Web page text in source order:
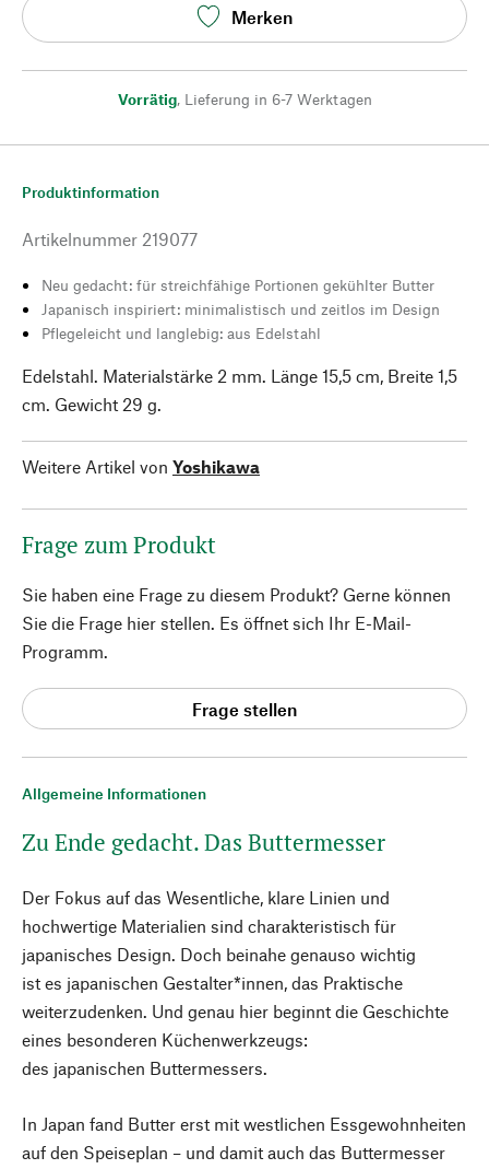
Merken
Vorrätig, Lieferung in 6-7 Werktagen
Allgemeine Informationen
Zu Ende gedacht. Das Buttermesser
Der Fokus auf das Wesentliche, klare Linien und
hochwertige Materialien sind charakteristisch für
japanisches Design. Doch beinahe genauso wichtig
ist es japanischen Gestalter*innen, das Praktische
weiterzudenken. Und genau hier beginnt die Geschichte
eines besonderen Küchenwerkzeugs:
des japanischen Buttermessers.
In Japan fand Butter erst mit westlichen Essgewohnheiten
auf den Speiseplan – und damit auch das Buttermesser
Produktinformation
Artikelnummer 219077
Neu gedacht: für streichfähige Portionen gekühlter Butter
Japanisch inspiriert: minimalistisch und zeitlos im Design
Pflegeleicht und langlebig: aus Edelstahl
Edelstahl. Materialstärke 2 mm. Länge 15,5 cm, Breite 1,5
cm. Gewicht 29 g.
Weitere Artikel von Yoshikawa
Frage zum Produkt
Sie haben eine Frage zu diesem Produkt? Gerne können
Sie die Frage hier stellen. Es öffnet sich Ihr E-Mail-
Programm.
Frage stellen